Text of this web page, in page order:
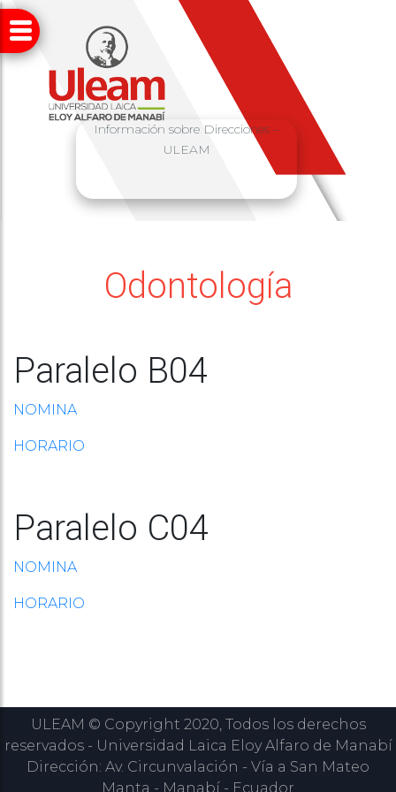
Información sobre Direcciones –
ULEAM
Odontología
Paralelo B04
NOMINA
HORARIO
Paralelo C04
NOMINA
HORARIO
ULEAM © Copyright 2020, Todos los derechos
reservados - Universidad Laica Eloy Alfaro de Manabí
Dirección: Av. Circunvalación - Vía a San Mateo
Manta - Manabí - Ecuador